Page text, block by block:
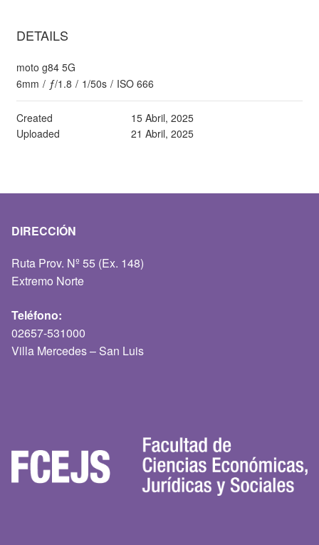
DETAILS
moto g84 5G
6mm / ƒ/1.8 / 1/50s / ISO 666
Created
15 Abril, 2025
Uploaded
21 Abril, 2025
DIRECCIÓN
Ruta Prov. Nº 55 (Ex. 148)
Extremo Norte
Teléfono:
02657-531000
Villa Mercedes – San Luis